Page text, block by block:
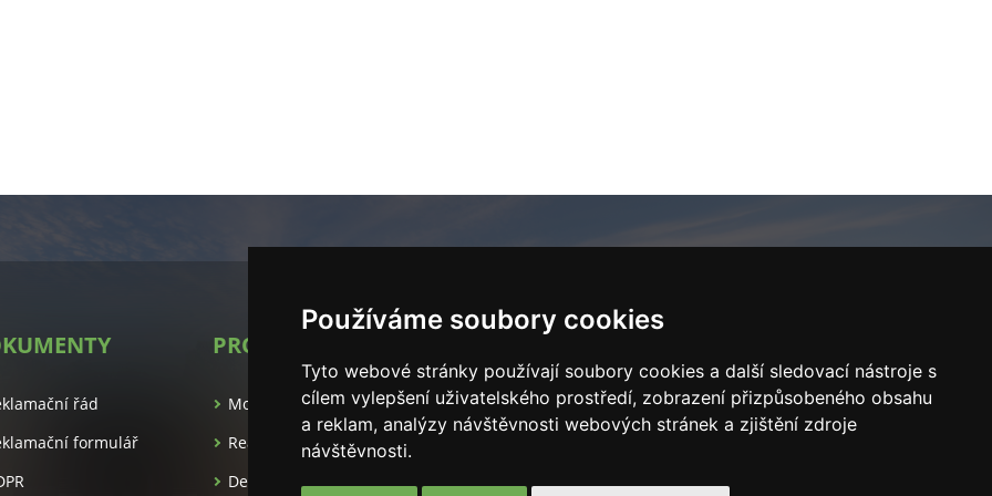
Používáme soubory cookies
Tyto webové stránky používají soubory cookies a další sledovací nástroje s
cílem vylepšení uživatelského prostředí, zobrazení přizpůsobeného obsahu
a reklam, analýzy návštěvnosti webových stránek a zjištění zdroje
návštěvnosti.
řád
formulář
PROJEKTY
Modulové dřevostavby
Realitní kancelář
Developerské projekty
Autoservis
Stěhovací služby
info@easyhomes.cz